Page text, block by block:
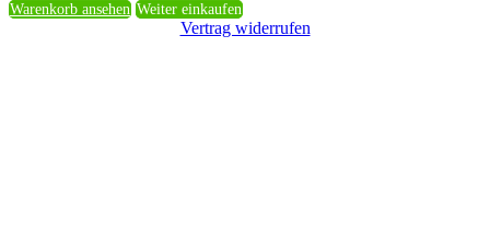
Warenkorb ansehen Weiter einkaufen
Vertrag widerrufen